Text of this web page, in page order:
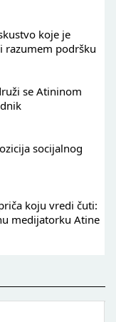
koje je
razumem podršku
se Atininom
socijalnog
koju vredi čuti:
medijatorku Atine